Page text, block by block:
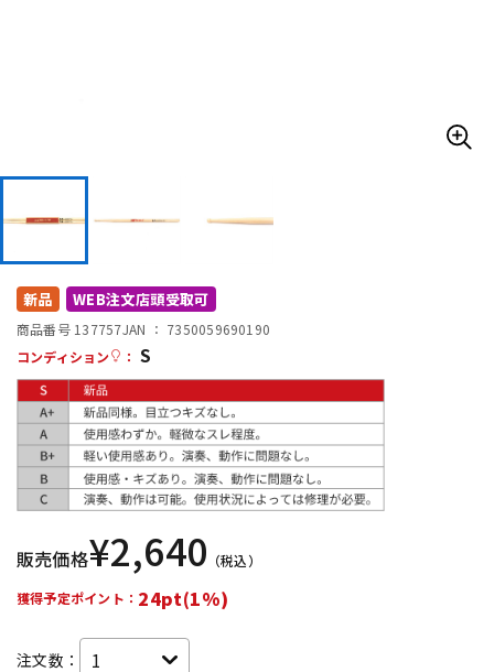
配信/ライブ機器
中古 ヴィンテージ
新品 WEB注文店頭受取可
商品番号 137757JAN ： 7350059690190
コンディション
： S
販売価格¥2,640 （税込）
獲得予定ポイント： 24pt(1%)
注文数：